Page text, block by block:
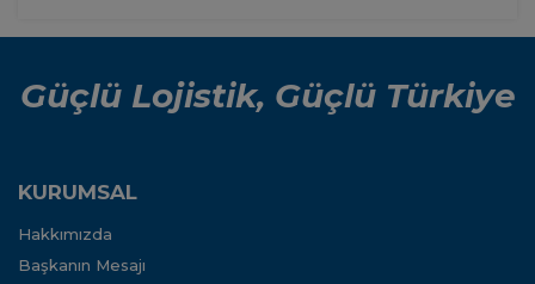
Güçlü Lojistik, Güçlü Türkiye
KURUMSAL
Hakkımızda
Başkanın Mesajı